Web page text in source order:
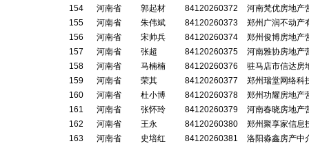
154
河南省 郭起材 84120260372
河南梵优房地产
155
河南省 朱伟斌 84120260373
郑州广润不动产
156
河南省 宋帅兵 84120260374
郑州俊博房地产
157
河南省 张超 84120260375
河南雅协房地产
158
河南省 马楠楠 84120260376
驻马店市信达房
159
河南省 荣其 84120260377
郑州瑞堂网络科
160
河南省 杜小博 84120260378
郑州功耀房地产
161
河南省 张怀玲 84120260379
河南春晓房地产
162
河南省 王永 84120260380
郑州聚享家信息
163
河南省 史培红 84120260381
洛阳淼鑫房产中